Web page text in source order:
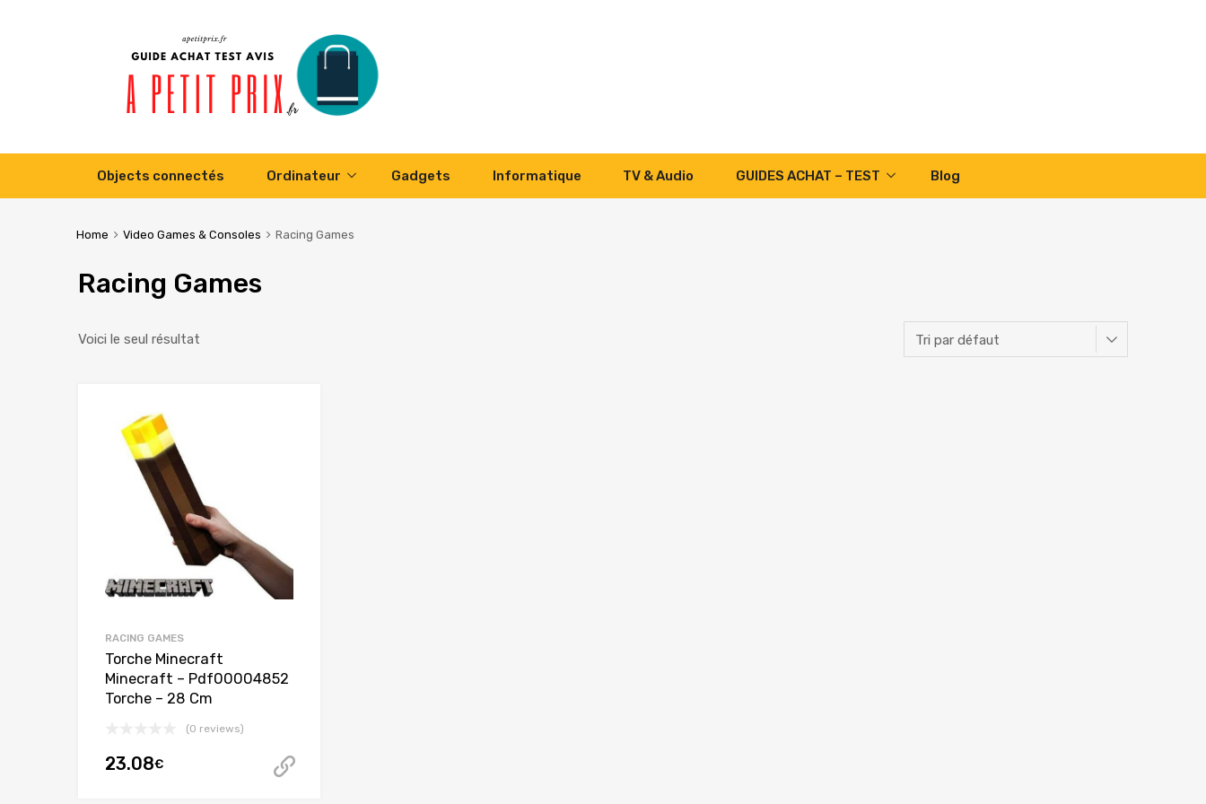
Objects connectés Ordinateur Gadgets Informatique TV & Audio GUIDES ACHAT – TEST Blog
Home Video Games & Consoles Racing Games
Racing Games
Voici le seul résultat
RACING GAMES
Torche Minecraft
Minecraft – Pdf00004852
Torche – 28 Cm
(0 reviews)
23.08€